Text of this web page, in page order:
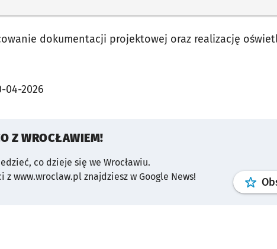
dokumentacji projektowej oraz realizację
04-2026
Z WROCŁAWIEM!
co dzieje się we Wrocławiu.
z www.wroclaw.pl znajdziesz w Google News!